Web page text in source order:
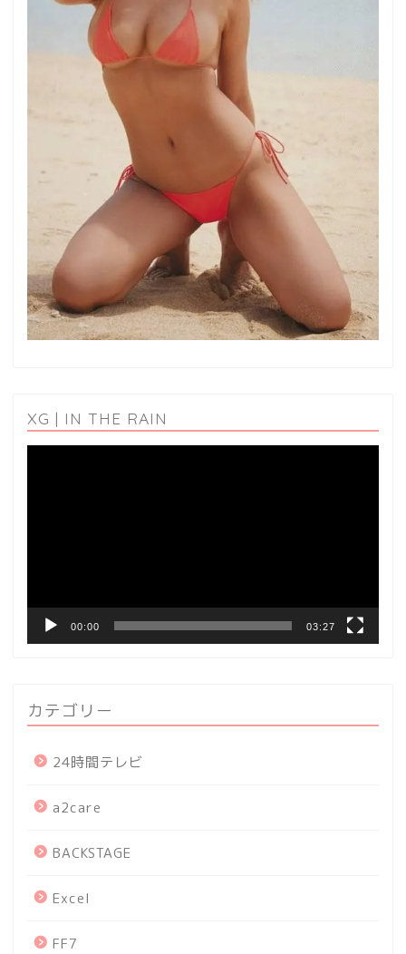
XG | IN THE RAIN
00:00 03:27
カテゴリー
24時間テレビ
a2care
BACKSTAGE
Excel
FF7